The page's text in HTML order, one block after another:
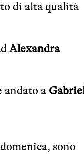
di alta qualità
Alexandra
andato a
sono